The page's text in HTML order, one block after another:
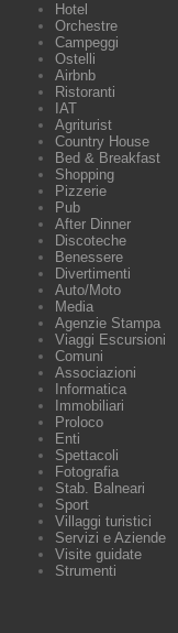
Hotel
Orchestre
Campeggi
Ostelli
Airbnb
Ristoranti
IAT
Agriturist
Country House
Bed & Breakfast
Shopping
Pizzerie
Pub
After Dinner
Discoteche
Benessere
Divertimenti
Auto/Moto
Media
Agenzie Stampa
Viaggi Escursioni
Comuni
Associazioni
Informatica
Immobiliari
Proloco
Enti
Spettacoli
Fotografia
Stab. Balneari
Sport
Villaggi turistici
Servizi e Aziende
Visite guidate
Strumenti